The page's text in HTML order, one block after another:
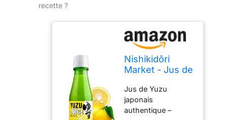
recette ?
Nishikidôri
Market - Jus de
Jus de Yuzu
japonais
authentique –